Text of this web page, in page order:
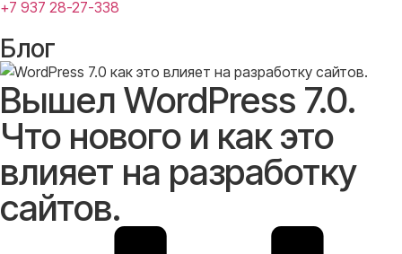
+7 937 28-27-338
Блог
Вышел WordPress 7.0.
Что нового и как это
влияет на разработку
сайтов.